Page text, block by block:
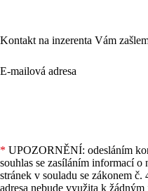
Kontakt na inzerenta Vám
E-mailová adresa
* UPOZORNĚNÍ: odesláním
souhlas se zasíláním informací o
stránek v souladu se zákonem č.
adresa nebude využita k